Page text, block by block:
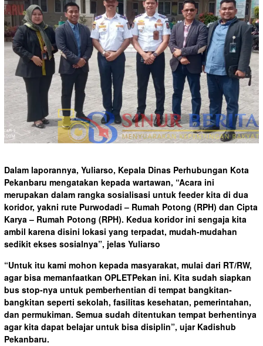
Dalam laporannya, Yuliarso, Kepala Dinas Perhubungan Kota
Pekanbaru mengatakan kepada wartawan, “Acara ini
merupakan dalam rangka sosialisasi untuk feeder kita di dua
koridor, yakni rute Purwodadi – Rumah Potong (RPH) dan Cipta
Karya – Rumah Potong (RPH). Kedua koridor ini sengaja kita
ambil karena disini lokasi yang terpadat, mudah-mudahan
sedikit ekses sosialnya”, jelas Yuliarso
“Untuk itu kami mohon kepada masyarakat, mulai dari RT/RW,
agar bisa memanfaatkan OPLETPekan ini. Kita sudah siapkan
bus stop-nya untuk pemberhentian di tempat bangkitan-
bangkitan seperti sekolah, fasilitas kesehatan, pemerintahan,
dan permukiman. Semua sudah ditentukan tempat berhentinya
agar kita dapat belajar untuk bisa disiplin”, ujar Kadishub
Pekanbaru.